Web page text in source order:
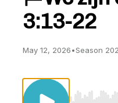
3:13-22
May 12, 2026•Season